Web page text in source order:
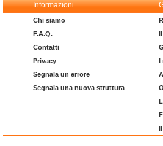
Informazioni
Chi siamo
F.A.Q.
Contatti
Privacy
Segnala un errore
Segnala una nuova struttura
I